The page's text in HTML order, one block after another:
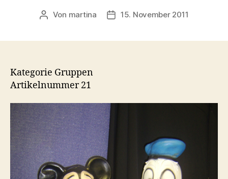
Beitragsautor
Von martina Beitragsdatum
15. November 2011
Kategorie Gruppen
Artikelnummer 21